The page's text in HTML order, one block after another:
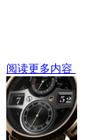
阅读更多内容